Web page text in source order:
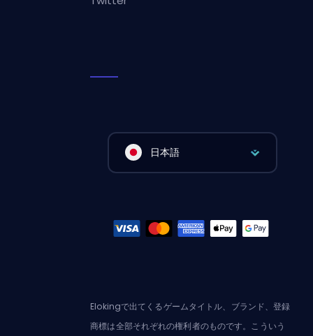
日本語
Elokingで出てくるゲームタイトル、ブランド、登録
商標は全部それぞれの権利者のものです。こういう